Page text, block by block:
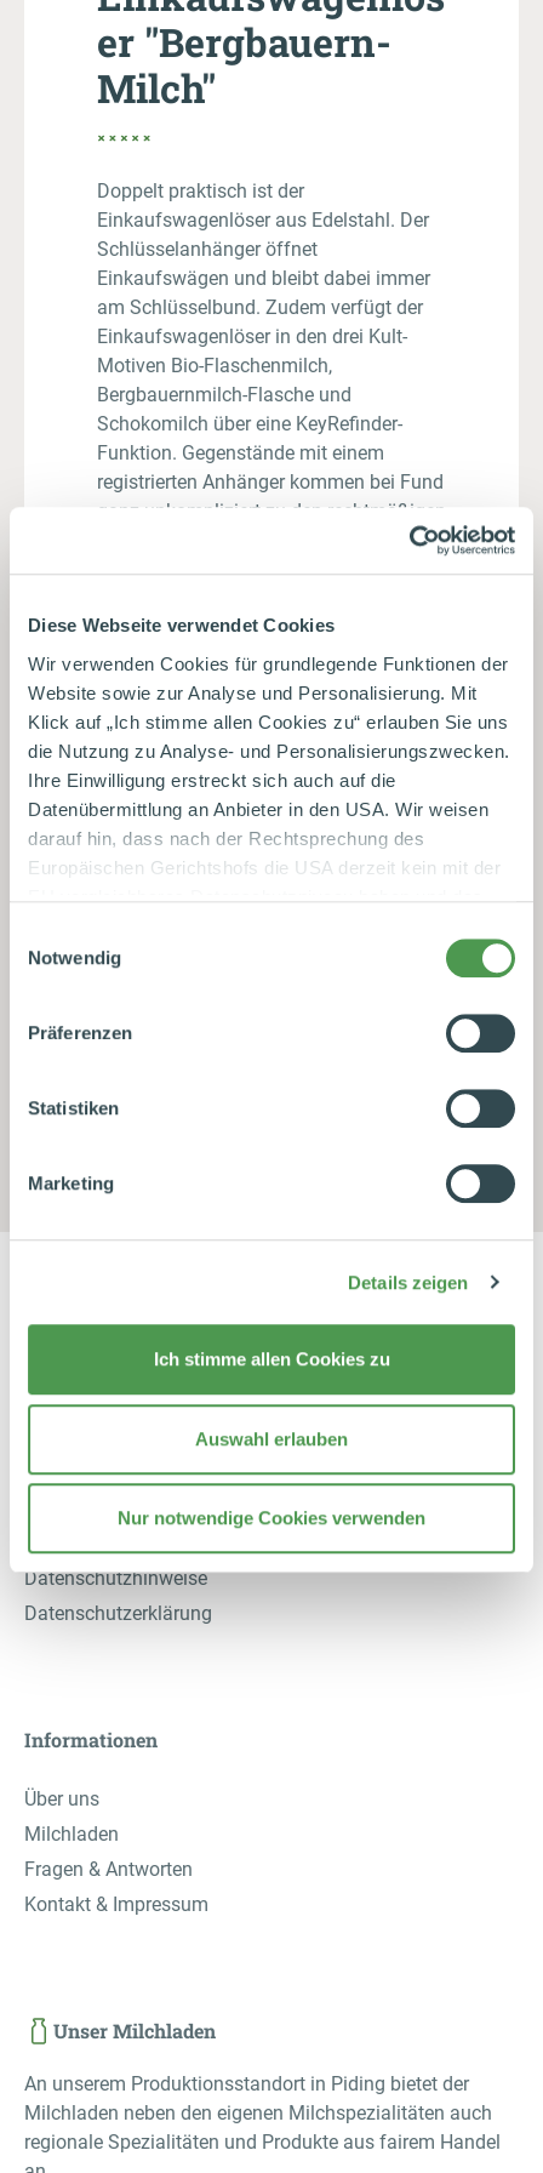
Diese Webseite verwendet Cookies
Wir verwenden Cookies für grundlegende Funktionen der
Website sowie zur Analyse und Personalisierung. Mit
Klick auf „Ich stimme allen Cookies zu“ erlauben Sie uns
die Nutzung zu Analyse- und Personalisierungszwecken.
Ihre Einwilligung erstreckt sich auch auf die
Datenübermittlung an Anbieter in den USA. Wir weisen
darauf hin, dass nach der Rechtsprechung des
Europäischen Gerichtshofs die USA derzeit kein mit der
staatliche Stellen besteht. Diese Zustimmung können Sie
jederzeit in den Cookie-Einstellungen, in denen Sie auch
weitere Details zu unseren Cookies finden, widerrufen
oder abstufen. Nähere Informationen zu Cookies finden
Notwendig
Präferenzen
Statistiken
Marketing
Details zeigen
Ich stimme allen Cookies zu
Auswahl erlauben
Nur notwendige Cookies verwenden
er "Bergbauern-
Milch"
Doppelt praktisch ist der
Einkaufswagenlöser aus Edelstahl. Der
Schlüsselanhänger öffnet
Einkaufswägen und bleibt dabei immer
am Schlüsselbund. Zudem verfügt der
Einkaufswagenlöser in den drei Kult-
Motiven Bio-Flaschenmilch,
Bergbauernmilch-Flasche und
Schokomilch über eine KeyRefinder-
Funktion. Gegenstände mit einem
registrierten Anhänger kommen bei Fund
ganz unkompliziert zu den rechtmäßigen
Registrierung 1 Jahr kostenlos.
inkl. MwSt.
Dekor
Bergbauern-Milch
Bio-Alpenmilch
Schokomilch
Artikelnummer:
Bestellvorgang
Rückgabe & Umtausch
AGB
Widerrufsrecht
Datenschutzhinweise
Datenschutzerklärung
Informationen
Über uns
Milchladen
Fragen & Antworten
Kontakt & Impressum
Unser Milchladen
An unserem Produktionsstandort in Piding bietet der
Milchladen neben den eigenen Milchspezialitäten auch
regionale Spezialitäten und Produkte aus fairem Handel